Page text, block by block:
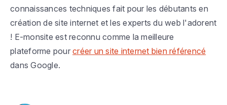
connaissances techniques fait pour les débutants en
création de site internet et les experts du web l'adorent
! E-monsite est reconnu comme la meilleure
plateforme pour créer un site internet bien référencé
dans Google.